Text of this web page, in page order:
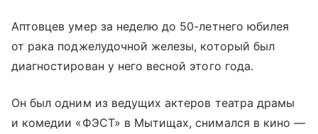
Аптовцев умер за неделю до 50-летнего юбилея
от рака поджелудочной железы, который был
диагностирован у него весной этого года.
Он был одним из ведущих актеров театра драмы
и комедии «ФЭСТ» в Мытищах, снимался в кино —